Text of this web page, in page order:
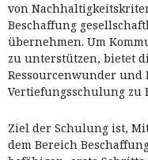
von
Beschaffung
übernehmen. Um
zu unterstützen, bietet
Ressourcenwunder und
Vertiefungsschulung zu
Ziel der Schulung ist,
dem Bereich